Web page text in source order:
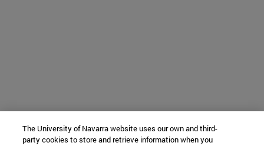
The University of Navarra website uses our own and third-
party cookies to store and retrieve information when you